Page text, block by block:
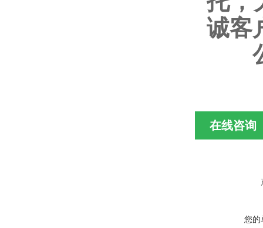
诚客
在线咨询
您的